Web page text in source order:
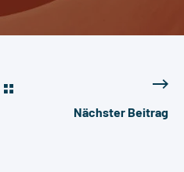
Nächster Beitrag